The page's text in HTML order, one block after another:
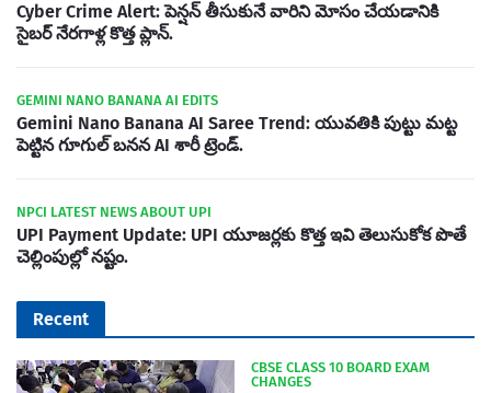
Cyber Crime Alert: పెన్షన్ తీసుకునే వారిని మోసం చేయడానికి
సైబర్ నేరగాళ్ల కొత్త ప్లాన్.
GEMINI NANO BANANA AI EDITS
Gemini Nano Banana AI Saree Trend: యువతికి పుట్టు మట్ట
పెట్టిన గూగుల్ బనన AI శారీ ట్రెండ్.
NPCI LATEST NEWS ABOUT UPI
UPI Payment Update: UPI యూజర్లకు కొత్త ఇవి తెలుసుకోక పొతే
చెల్లింపుల్లో నష్టం.
Recent
CBSE CLASS 10 BOARD EXAM
CHANGES